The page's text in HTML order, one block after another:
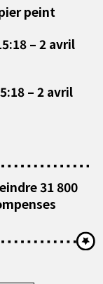
peint
– 2 avril
– 2 avril
31 800